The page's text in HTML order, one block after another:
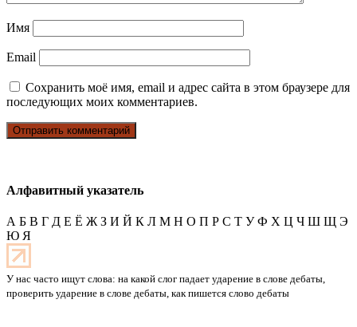
Имя
Email
Сохранить моё имя, email и адрес сайта в этом браузере для
последующих моих комментариев.
Алфавитный указатель
А Б В Г Д Е Ё Ж З И Й К Л М Н О П Р С Т У Ф Х Ц Ч Ш Щ Э
Ю Я
У нас часто ищут слова: на какой слог падает ударение в слове дебаты,
проверить ударение в слове дебаты, как пишется слово дебаты